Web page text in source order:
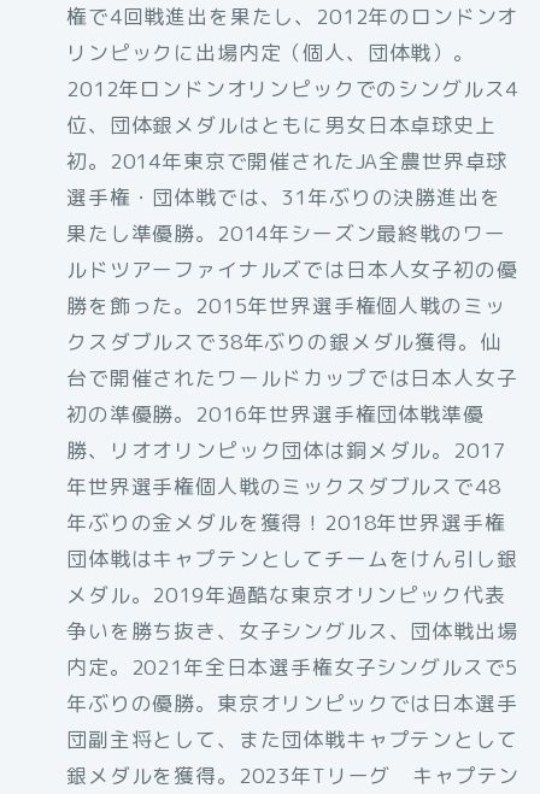
権で4回戦進出を果たし、2012年のロンドンオ
リンピックに出場内定（個人、団体戦）。
2012年ロンドンオリンピックでのシングルス4
位、団体銀メダルはともに男女日本卓球史上
初。2014年東京で開催されたJA全農世界卓球
選手権・団体戦では、31年ぶりの決勝進出を
果たし準優勝。2014年シーズン最終戦のワー
ルドツアーファイナルズでは日本人女子初の優
勝を飾った。2015年世界選手権個人戦のミッ
クスダブルスで38年ぶりの銀メダル獲得。仙
台で開催されたワールドカップでは日本人女子
初の準優勝。2016年世界選手権団体戦準優
勝、リオオリンピック団体は銅メダル。2017
年世界選手権個人戦のミックスダブルスで48
年ぶりの金メダルを獲得！2018年世界選手権
団体戦はキャプテンとしてチームをけん引し銀
メダル。2019年過酷な東京オリンピック代表
争いを勝ち抜き、女子シングルス、団体戦出場
内定。2021年全日本選手権女子シングルスで5
年ぶりの優勝。東京オリンピックでは日本選手
団副主将として、また団体戦キャプテンとして
銀メダルを獲得。2023年Tリーグ キャプテン